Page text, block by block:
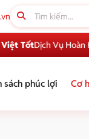
Dịch Vụ Hoàn Hảo
sách phúc lợi Cơ